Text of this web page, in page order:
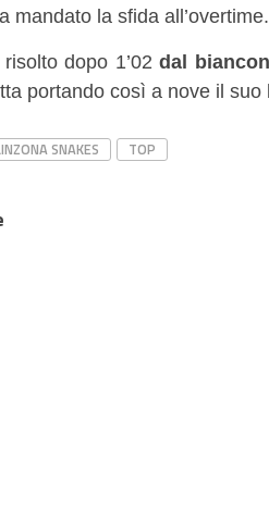
mandato la sfida all’overtime.
dopo 1’02 dal
portando così a nove il
SNAKES TOP